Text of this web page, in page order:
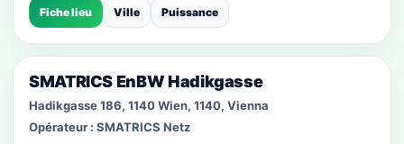
Fiche lieu Ville Puissance
SMATRICS EnBW Hadikgasse
Hadikgasse 186, 1140 Wien, 1140, Vienna
Opérateur : SMATRICS Netz